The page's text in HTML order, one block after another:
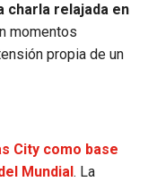
charla relajada en
momentos
propia de un
City como base
Mundial . La